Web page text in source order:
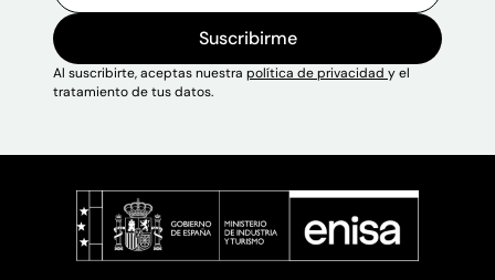
Suscribirme
Al suscribirte, aceptas nuestra política de privacidad y el
tratamiento de tus datos.